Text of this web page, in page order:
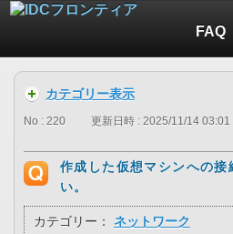
FAQ
カテゴリー表示
No : 220 更新日時 : 2025/11/14 03:01
作成した仮想マシンへの接
い。
カテゴリー： ネットワーク